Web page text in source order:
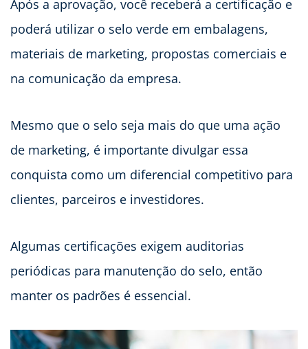
Após a aprovação, você receberá a certificação e
poderá utilizar o selo verde em embalagens,
materiais de marketing, propostas comerciais e
na comunicação da empresa.
Mesmo que o selo seja mais do que uma ação
de marketing, é importante divulgar essa
conquista como um diferencial competitivo para
clientes, parceiros e investidores.
Algumas certificações exigem auditorias
periódicas para manutenção do selo, então
manter os padrões é essencial.